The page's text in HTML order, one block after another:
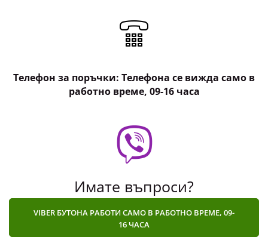
Телефон за поръчки: Телефона се вижда само в
работно време, 09-16 часа
Имате въпроси?
VIBER БУТОНА РАБОТИ САМО В РАБОТНО ВРЕМЕ, 09-
16 ЧАСА